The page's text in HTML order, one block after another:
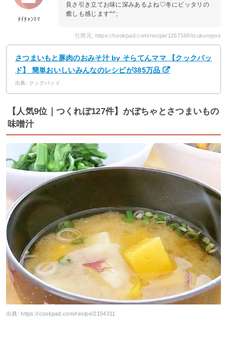
ﾁｲﾁｬﾝﾏﾏ
良さ引き立てお味に深みあるよね♡冬にピッタリの
癒しも感じます^^;
引用元: https://cookpad.com/recipe/1267169/tsukurepos
さつまいもと豚肉のおみそ汁 by そらてんママ 【クックパッ
ド】 簡単おいしいみんなのレシピが385万品
出典: クックパッド
【人気9位｜つくれぽ127件】かぼちゃとさつまいもの
味噌汁
出典:https://cookpad.com/recipe/2154311